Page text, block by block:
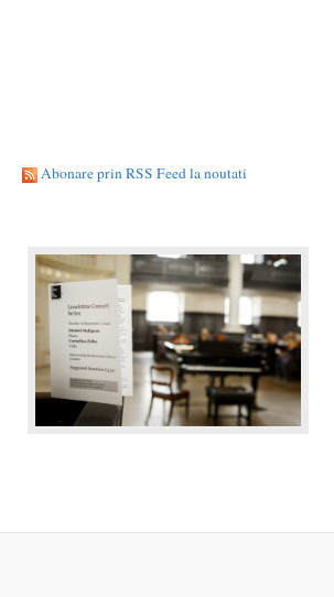
Abonare prin RSS Feed la noutati